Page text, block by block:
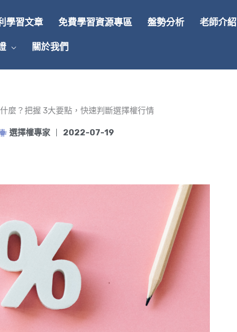
學習文章 免費學習資源專區 盤勢分析 老師介紹
關於我們
麼？把握 3大要點，快速判斷選擇權行情
選擇權專家 2022-07-19